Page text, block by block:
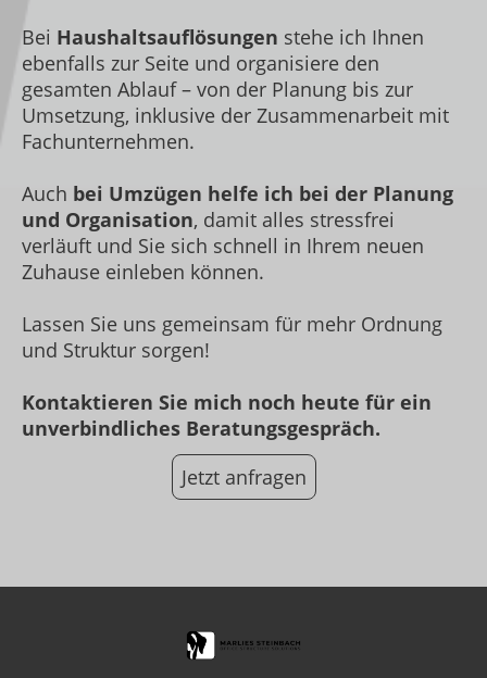
Bei Haushaltsauflösungen stehe ich Ihnen
ebenfalls zur Seite und organisiere den
gesamten Ablauf – von der Planung bis zur
Umsetzung, inklusive der Zusammenarbeit mit
Fachunternehmen.
Auch bei Umzügen helfe ich bei der Planung
und Organisation, damit alles stressfrei
verläuft und Sie sich schnell in Ihrem neuen
Zuhause einleben können.
Lassen Sie uns gemeinsam für mehr Ordnung
und Struktur sorgen!
Kontaktieren Sie mich noch heute für ein
unverbindliches Beratungsgespräch.
Jetzt anfragen